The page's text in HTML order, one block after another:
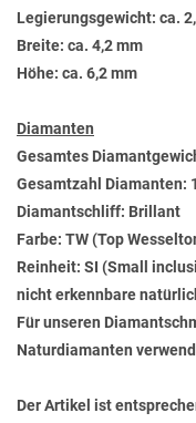
Legierungsgewicht: ca.
Breite: ca. 4,2 mm
Höhe: ca. 6,2 mm
Diamanten
Gesamtes
Gesamtzahl Diamanten:
Diamantschliff: Brillant
Farbe: TW (Top
Reinheit: SI (Small
nicht erkennbare
Für unseren
Naturdiamanten
Der Artikel ist